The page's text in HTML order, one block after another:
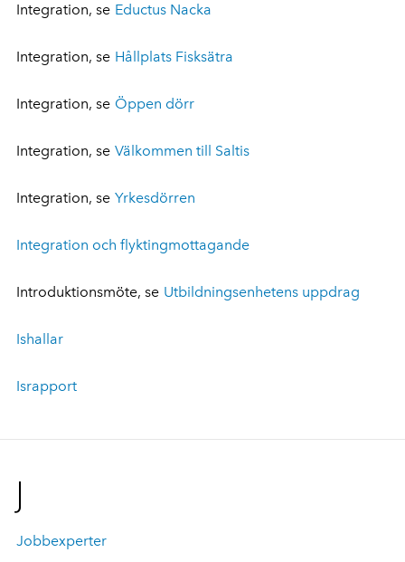
Integration, se Eductus Nacka
Integration, se Hållplats Fisksätra
Integration, se Öppen dörr
Integration, se Välkommen till Saltis
Integration, se Yrkesdörren
Integration och flyktingmottagande
Introduktionsmöte, se Utbildningsenhetens uppdrag
Ishallar
Israpport
J
Jobbexperter